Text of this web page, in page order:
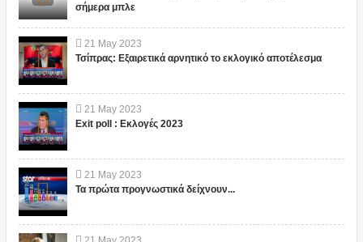
σήμερα μπλε
21 May 2023
Τσίπρας: Εξαιρετικά αρνητικό το εκλογικό αποτέλεσμα
21 May 2023
Exit poll : Εκλογές 2023
21 May 2023
Τα πρώτα προγνωστικά δείχνουν...